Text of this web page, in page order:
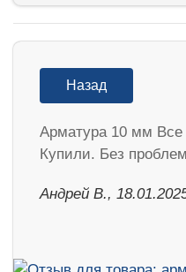
Назад
Арматура 10 мм Все
Купили. Без
Андрей В.,